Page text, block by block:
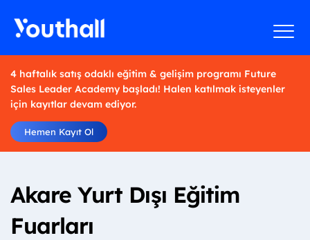
4 haftalık satış odaklı eğitim & gelişim programı Future
Sales Leader Academy başladı! Halen katılmak isteyenler
için kayıtlar devam ediyor.
Hemen Kayıt Ol
Akare Yurt Dışı Eğitim
Fuarları